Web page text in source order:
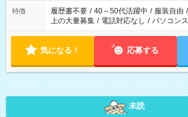
合は応募できません。
特徴 履歴書不要 / 40～50代活躍中 / 服装自由 /
上の大量募集 / 電話対応なし / パソコン
気になる！ 応募する
未読